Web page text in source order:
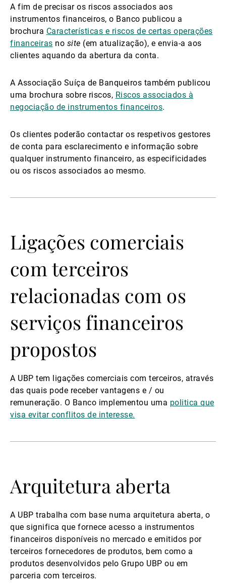
A fim de precisar os riscos associados aos
instrumentos financeiros, o Banco publicou a
brochura Características e riscos de certas operações
financeiras no site (em atualização), e envia-a aos
clientes aquando da abertura da conta.
A Associação Suíça de Banqueiros também publicou
uma brochura sobre riscos, Riscos associados à
negociação de instrumentos financeiros.
Os clientes poderão contactar os respetivos gestores
de conta para esclarecimento e informação sobre
qualquer instrumento financeiro, as especificidades
ou os riscos associados ao mesmo.
Ligações comerciais
com terceiros
relacionadas com os
serviços financeiros
propostos
A UBP tem ligações comerciais com terceiros, através
das quais pode receber vantagens e / ou
remuneração. O Banco implementou uma politica que
visa evitar conflitos de interesse.
Arquitetura aberta
A UBP trabalha com base numa arquitetura aberta, o
que significa que fornece acesso a instrumentos
financeiros disponíveis no mercado e emitidos por
terceiros fornecedores de produtos, bem como a
produtos desenvolvidos pelo Grupo UBP ou em
parceria com terceiros.